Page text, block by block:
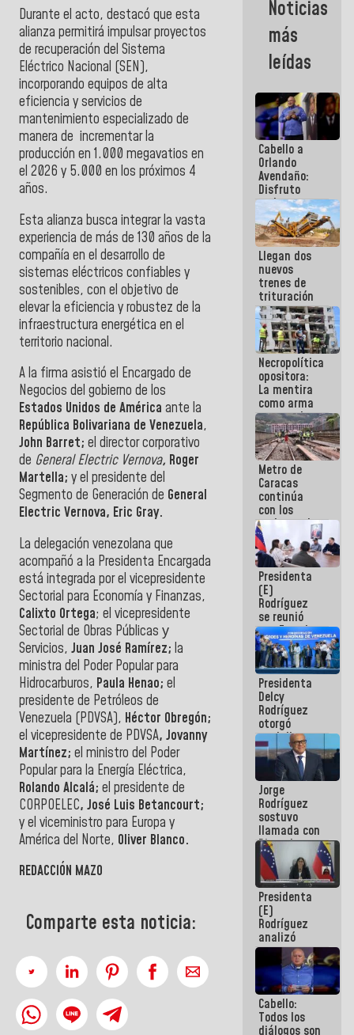
Durante el acto, destacó que esta
alianza permitirá impulsar proyectos
de recuperación del Sistema
Eléctrico Nacional (SEN),
incorporando equipos de alta
eficiencia y servicios de
mantenimiento especializado de
manera de incrementar la
producción en 1.000 megavatios en
el 2026 y 5.000 en los próximos 4
años.
Esta alianza busca integrar la vasta
experiencia de más de 130 años de la
compañía en el desarrollo de
sistemas eléctricos confiables y
sostenibles, con el objetivo de
elevar la eficiencia y robustez de la
infraestructura energética en el
territorio nacional.
A la firma asistió el Encargado de
Negocios del gobierno de los
Estados Unidos de América ante la
República Bolivariana de Venezuela,
John Barret; el director corporativo
de General Electric Vernova, Roger
Martella; y el presidente del
Segmento de Generación de General
Electric Vernova, Eric Gray.
La delegación venezolana que
acompañó a la Presidenta Encargada
está integrada por el vicepresidente
Sectorial para Economía y Finanzas,
Calixto Ortega; el vicepresidente
Sectorial de Obras Públicas у
Servicios, Juan José Ramírez; la
ministra del Poder Popular para
Hidrocarburos, Paula Henao; el
presidente de Petróleos de
Venezuela (PDVSA), Héctor Obregón;
el vicepresidente de PDVSA, Jovanny
Martínez; el ministro del Poder
Popular para la Energía Eléctrica,
Rolando Alcalá; el presidente de
CORPOELEC, José Luis Betancourt;
y el viceministro para Europa y
América del Norte, Oliver Blanco.
REDACCIÓN MAZO
Comparte esta noticia:
hazlo hoy
por que no
sabemos si
la semana
que viene
programa
Noticias
más
leídas
Cabello a
Orlando
Avendaño:
Disfruto
cada vez
que escribes
porque lo
que haces
es
embarrarla
Llegan dos
nuevos
trenes de
trituración
para
optimizar
manejo de
escombros
en La Guaira
Necropolítica
opositora:
La mentira
como arma
contra el
Pueblo
Metro de
Caracas
continúa
con los
trabajos de
mantenimiento
e inspección
en la Línea 2
Presidenta
(E)
Rodríguez
se reunió
con Estado
Mayor
Eléctrico
para
abordar
planes de
acción
Presidenta
Delcy
Rodríguez
otorgó
medalla
"Héroe de
Venezuela"
a servidores
públicos
Jorge
Rodríguez
sostuvo
llamada con
Dinorah
Figuera y
acuerdan
primer
encuentro
presencial
para el
diálogo
Presidenta
(E)
Rodríguez
analizó
junto a
gobernadores
planes de
recuperación
del Sistema
Eléctrico
Cabello:
Todos los
diálogos son